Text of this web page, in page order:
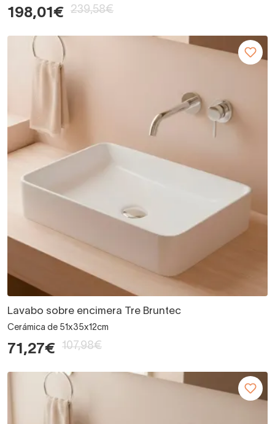
198,01€ 239,58€
Lavabo sobre encimera Tre Bruntec
Cerámica de 51x35x12cm
71,27€ 107,98€